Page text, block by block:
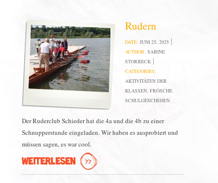
Rudern
DATE: JUNI 25, 2025
AUTHOR: SABINE
STORBECK
CATEGORIES:
AKTIVITÄTEN DER
KLASSEN, FRÖSCHE,
SCHULGESCHEHEN
Der Ruderclub Schieder hat die 4a und die 4b zu einer
Schnupperstunde eingeladen. Wir haben es ausprobiert und
müssen sagen, es war cool.
WEITERLESEN